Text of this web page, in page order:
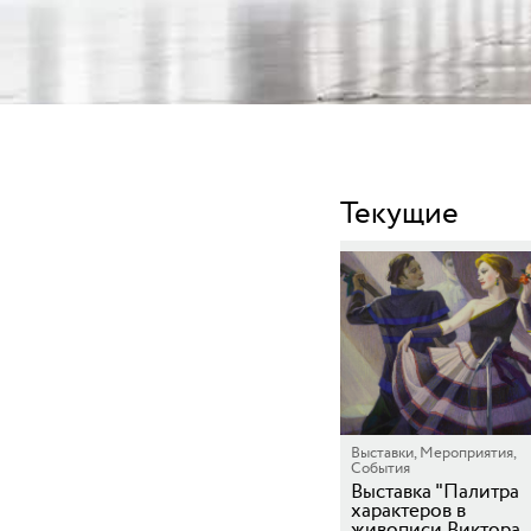
Текущие
Выставки, Мероприятия,
События
Выставка "Палитра
характеров в